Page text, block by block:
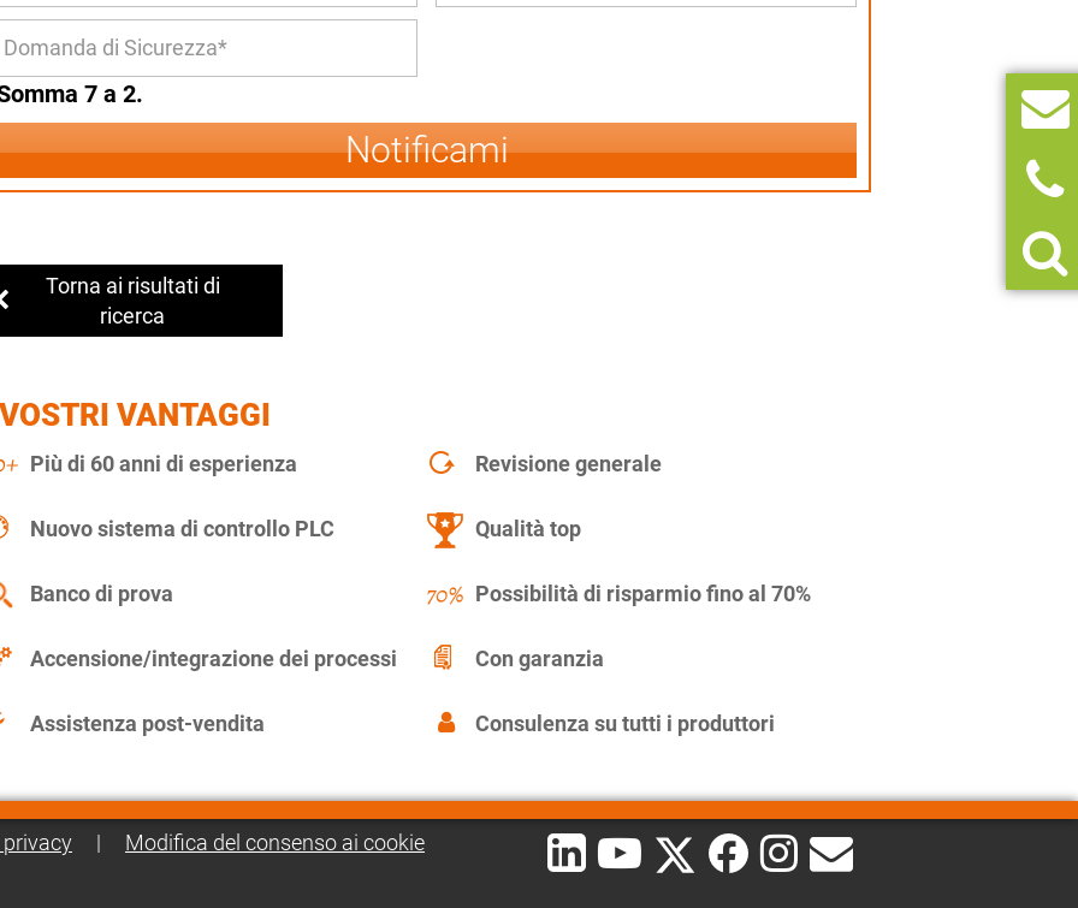
7 a 2.
Notificami
Torna ai risultati di
ricerca
VANTAGGI
Più di 60 anni di esperienza Revisione generale
Nuovo sistema di controllo PLC Qualità top
Banco di prova Possibilità di risparmio fino al 70%
Accensione/integrazione dei processi Con garanzia
Assistenza post-vendita Consulenza su tutti i produttori
| Modifica del consenso ai cookie